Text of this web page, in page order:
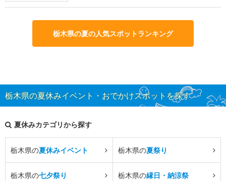
栃木県の夏の人気スポットランキング
栃木県の夏休みイベント・おでかけスポットを探す
夏休みカテゴリから探す
栃木県の夏休みイベント 栃木県の夏祭り
栃木県の七夕祭り 栃木県の縁日・納涼祭